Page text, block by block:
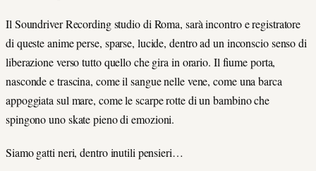
Il Soundriver Recording studio di Roma, sarà incontro e registratore
di queste anime perse, sparse, lucide, dentro ad un inconscio senso di
liberazione verso tutto quello che gira in orario. Il fiume porta,
nasconde e trascina, come il sangue nelle vene, come una barca
appoggiata sul mare, come le scarpe rotte di un bambino che
spingono uno skate pieno di emozioni.
Siamo gatti neri, dentro inutili pensieri…